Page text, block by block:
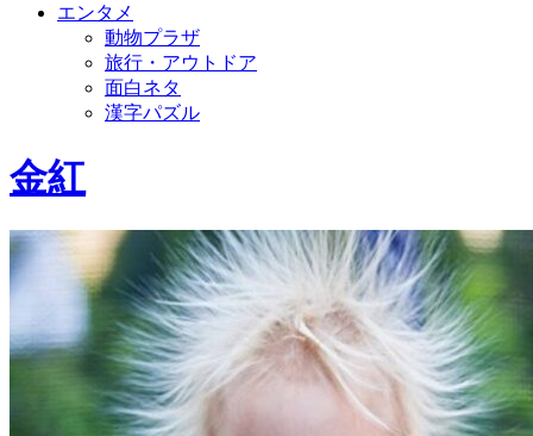
エンタメ
動物プラザ
旅行・アウトドア
面白ネタ
漢字パズル
金紅